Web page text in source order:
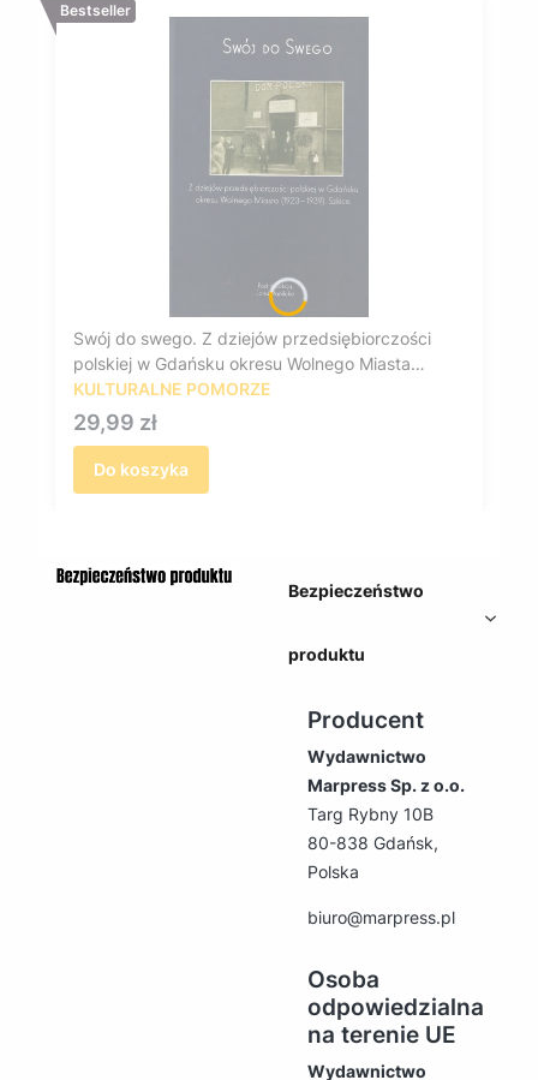
Bestseller
Swój do swego. Z dziejów przedsiębiorczości
polskiej w Gdańsku okresu Wolnego Miasta
(1920-1939). Szkice.
KULTURALNE POMORZE
Cena
29,99 zł
Do koszyka
Bezpieczeństwo
produktu
Producent
Wydawnictwo
Marpress Sp. z o.o.
Targ Rybny 10B
80-838 Gdańsk,
Polska
biuro@marpress.pl
Osoba
odpowiedzialna
na terenie UE
Wydawnictwo